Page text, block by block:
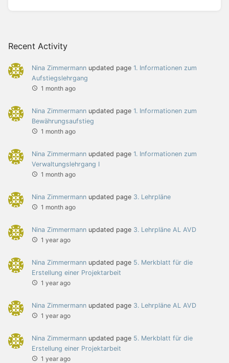
Recent Activity
Nina Zimmermann updated page 1. Informationen zum
Aufstiegslehrgang
1 month ago
Nina Zimmermann updated page 1. Informationen zum
Bewährungsaufstieg
1 month ago
Nina Zimmermann updated page 1. Informationen zum
Verwaltungslehrgang I
1 month ago
Nina Zimmermann updated page 3. Lehrpläne
1 month ago
Nina Zimmermann updated page 3. Lehrpläne AL AVD
1 year ago
Nina Zimmermann updated page 5. Merkblatt für die
Erstellung einer Projektarbeit
1 year ago
Nina Zimmermann updated page 3. Lehrpläne AL AVD
1 year ago
Nina Zimmermann updated page 5. Merkblatt für die
Erstellung einer Projektarbeit
1 year ago